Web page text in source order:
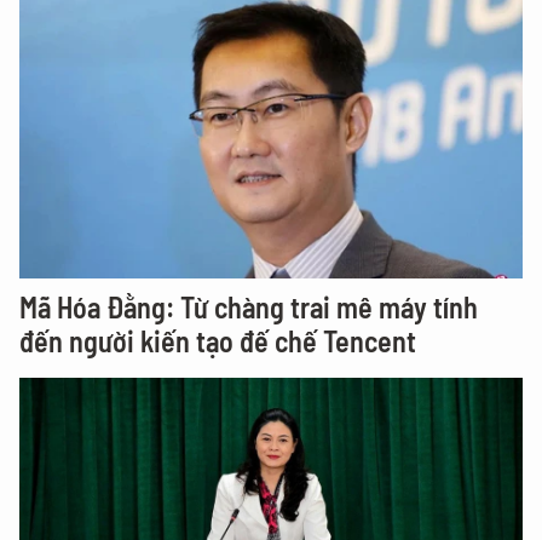
Mã Hóa Đằng: Từ chàng trai mê máy tính
đến người kiến tạo đế chế Tencent